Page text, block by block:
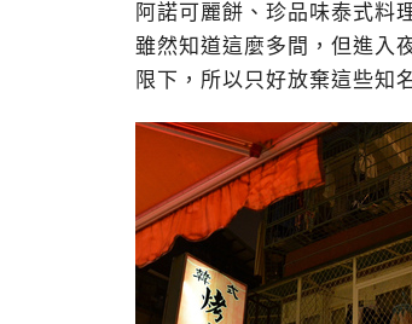
阿諾可麗餅、珍品味泰式料
雖然知道這麼多間，但進入
限下，所以只好放棄這些知